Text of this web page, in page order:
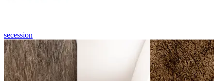
secession